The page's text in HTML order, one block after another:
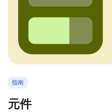
指南
元件